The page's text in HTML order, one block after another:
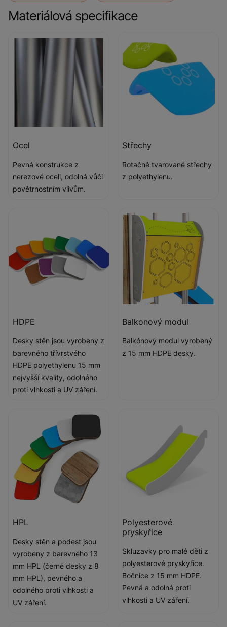
Materiálová specifikace
Ocel
Pevná konstrukce z
nerezové oceli, odolná vůči
povětrnostním vlivům.
Střechy
Rotačně tvarované střechy
z polyethylenu.
HDPE
Desky stěn jsou vyrobeny z
barevného třívrstvého
HDPE polyethylenu 15 mm
nejvyšší kvality, odolného
proti vlhkosti a UV záření.
Balkonový modul
Balkónový modul vyrobený
z 15 mm HDPE desky.
HPL
Desky stěn a podest jsou
vyrobeny z barevného 13
mm HPL (černé desky z 8
mm HPL), pevného a
odolného proti vlhkosti a
UV záření.
Polyesterové
pryskyřice
Skluzavky pro malé děti z
polyesterové pryskyřice.
Bočnice z 15 mm HDPE.
Pevná a odolná proti
vlhkosti a UV záření.